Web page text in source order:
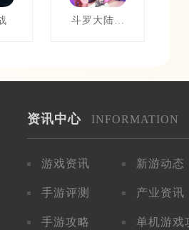
斗罗大陆：
资讯中心 INFORMATION
游戏资讯
手游评测
手游攻略
新游动态
产业资讯
单机游戏